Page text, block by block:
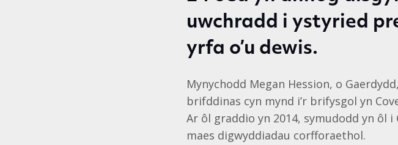
uwchradd i ystyried
yrfa o’u dewis.
Mynychodd Megan Hession, o
brifddinas cyn mynd i’r brifysgol yn
Ar ôl graddio yn 2014, symudodd yn ôl
maes digwyddiadau corfforaethol.